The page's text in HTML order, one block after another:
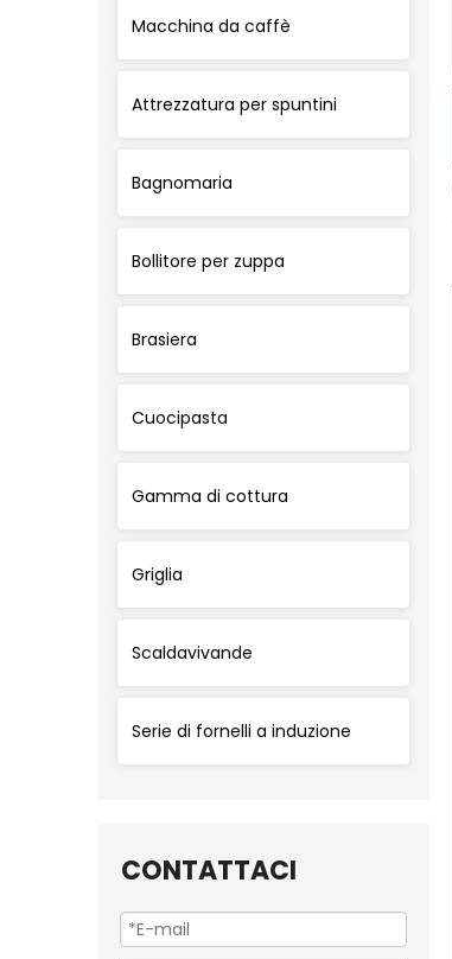
Macchina da caffè
Attrezzatura per spuntini
Bagnomaria
Bollitore per zuppa
Brasiera
Cuocipasta
Gamma di cottura
Griglia
Scaldavivande
Serie di fornelli a induzione
CONTATTACI